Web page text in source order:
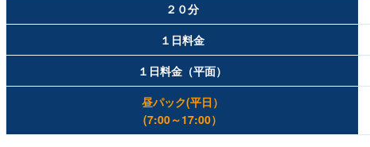
２０分
１日料金
１日料金（平面）
昼パック(平日）
(7:00～17:00）